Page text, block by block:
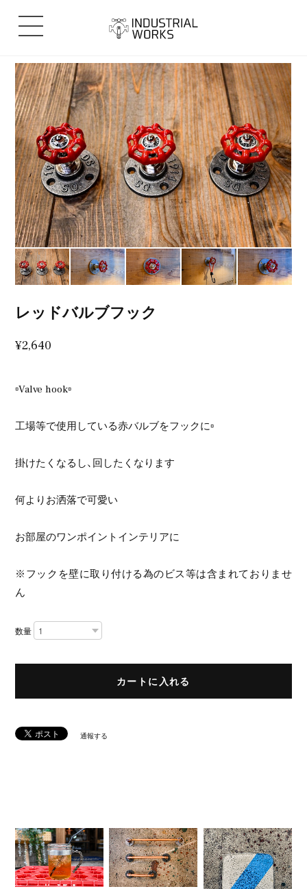
レッドバルブフック
¥2,640
▫️Valve hook▫️
工場等で使用している赤バルブをフックに▫️
掛けたくなるし、回したくなります
何よりお洒落で可愛い
お部屋のワンポイントインテリアに
※フックを壁に取り付ける為のビス等は含まれておりませ
ん
数量
カートに入れる
通報する